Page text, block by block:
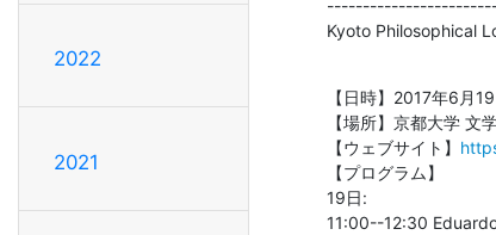
2022
2021
Kyoto Philosophical
【日時】2017年6月
【場所】京都大学 文
【ウェブサイト】
【プログラム】
19日:
11:00--12:30